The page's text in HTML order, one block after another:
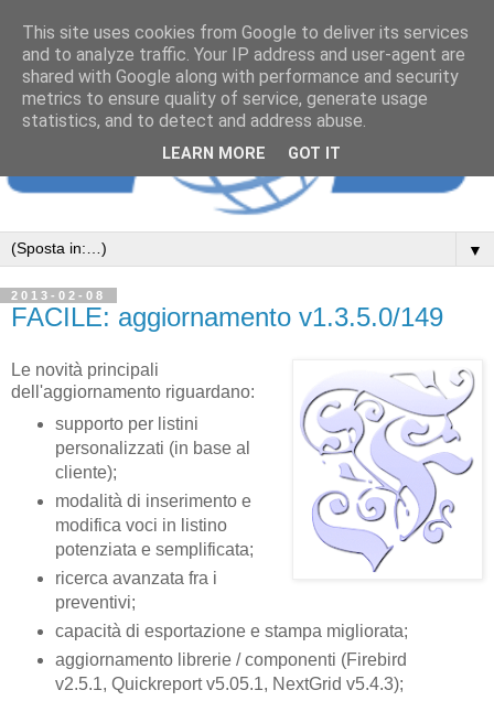
▼
2013-02-08
FACILE: aggiornamento v1.3.5.0/149
Le novità principali
dell'aggiornamento riguardano:
supporto per listini
personalizzati (in base al
cliente);
modalità di inserimento e
modifica voci in listino
potenziata e semplificata;
ricerca avanzata fra i
preventivi;
capacità di esportazione e stampa migliorata;
aggiornamento librerie / componenti (Firebird
v2.5.1, Quickreport v5.05.1, NextGrid v5.4.3);
This site uses cookies from Google to deliver its services
and to analyze traffic. Your IP address and user-agent are
shared with Google along with performance and security
metrics to ensure quality of service, generate usage
statistics, and to detect and address abuse.
LEARN MORE GOT IT